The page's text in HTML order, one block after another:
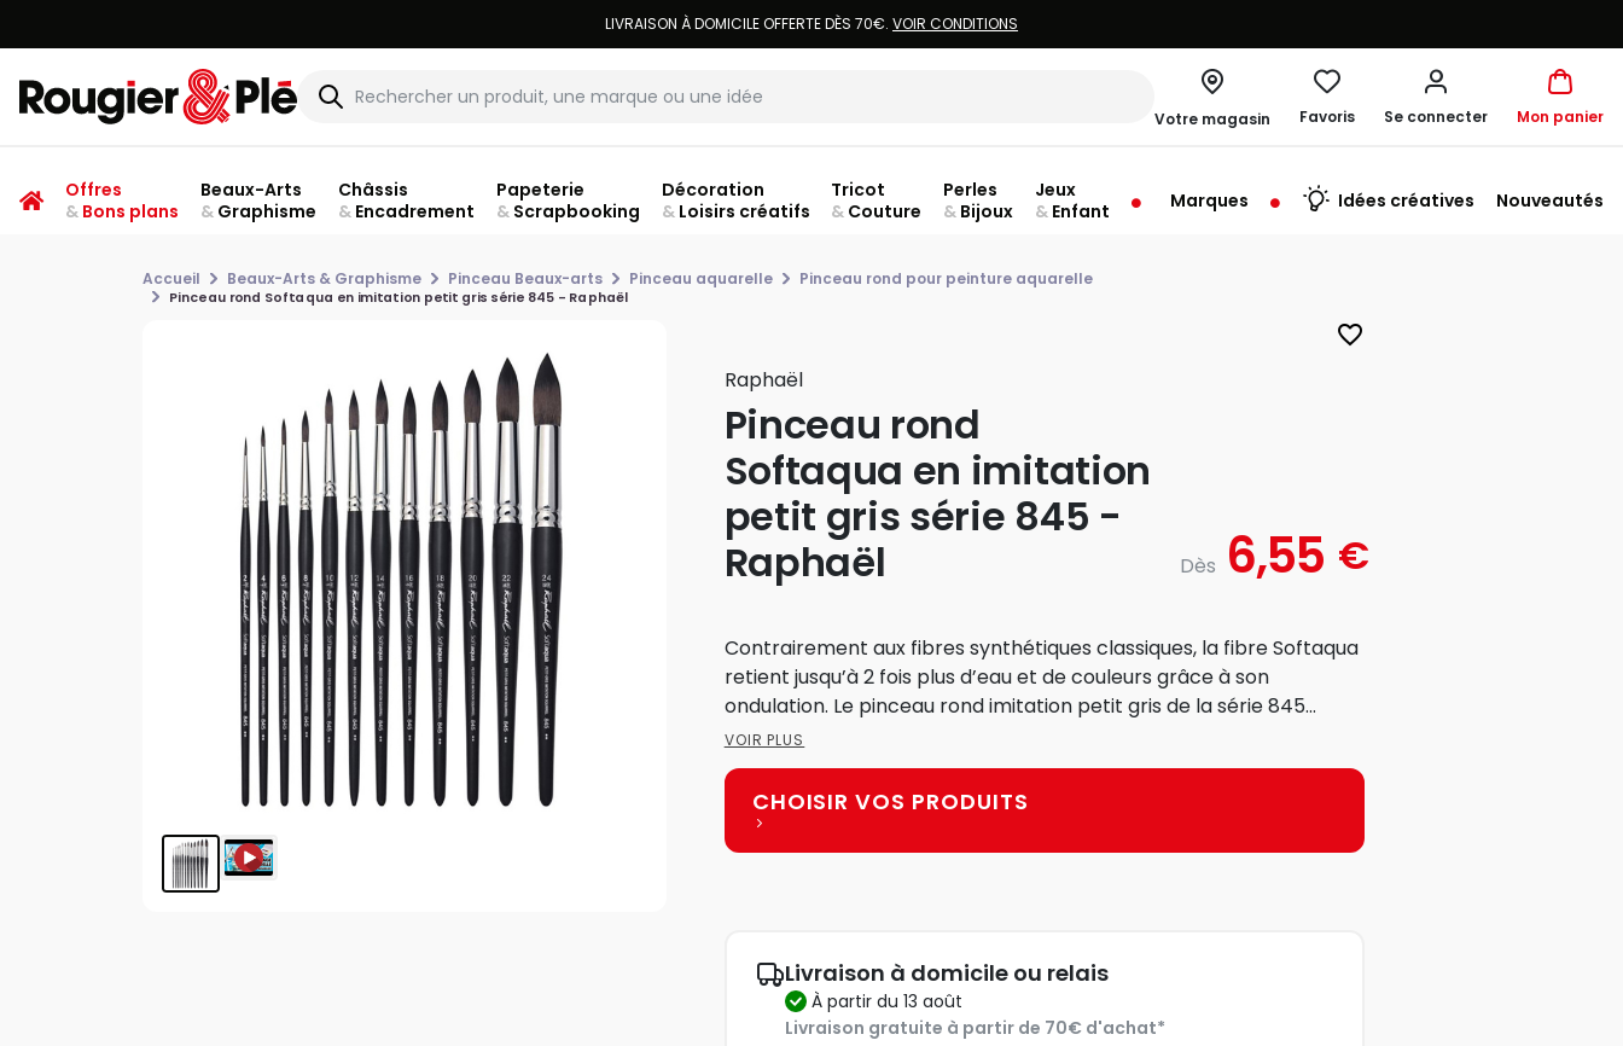
LIVRAISON À DOMICILE OFFERTE DÈS 70€. VOIR CONDITIONS
Votre magasin
ouvert à 10:00
Favoris Se connecter Mon panier
Offres
&Bons plans
Beaux-Arts
&Graphisme
Châssis
&Encadrement
Papeterie
&Scrapbooking
Décoration
&Loisirs créatifs
Tricot
& Couture
Perles
& Bijoux
Jeux
& Enfant Marques Idées créatives Nouveautés
Accueil Beaux-Arts & Graphisme Pinceau Beaux-arts Pinceau aquarelle Pinceau rond pour peinture aquarelle
Pinceau rond Softaqua en imitation petit gris série 845 - Raphaël
favorite_border
Raphaël
Pinceau rond
Softaqua en imitation
petit gris série 845 -
Raphaël
Dès 6,55 €
Contrairement aux fibres synthétiques classiques, la fibre Softaqua
retient jusqu’à 2 fois plus d’eau et de couleurs grâce à son
ondulation. Le pinceau rond imitation petit gris de la série 845...
VOIR PLUS
CHOISIR VOS PRODUITS
Livraison à domicile ou relais
à partir du 13 août
Livraison gratuite à partir de 70€ d'achat*